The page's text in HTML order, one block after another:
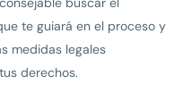
te guiará en el proceso y
medidas legales
derechos.